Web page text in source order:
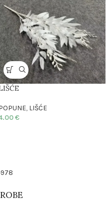
, LIŠĆE
€